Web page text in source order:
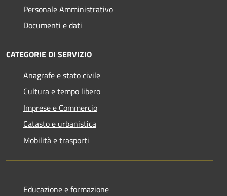
Personale Amministrativo
Documenti e dati
CATEGORIE DI SERVIZIO
Anagrafe e stato civile
Cultura e tempo libero
Imprese e Commercio
Catasto e urbanistica
Mobilità e trasporti
Educazione e formazione